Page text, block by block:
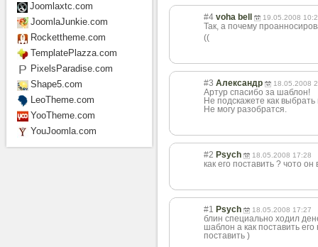
#4 voha bell 19.05.2008
Так, а почему
((
#3 Александр 18.05.2008
Артур спасибо за шаблон!
Не подскажете как
Не могу разобратся.
#2 Psych 18.05.2008 17:28
как его поставить ? чото он
#1 Psych 18.05.2008 17:27
блин специально ходил
шаблон а как поставить
поставить )
Joomlaxtc.com
JoomlaJunkie.com
Rockettheme.com
TemplatePlazza.com
PixelsParadise.com
Shape5.com
LeoTheme.com
YooTheme.com
YouJoomla.com